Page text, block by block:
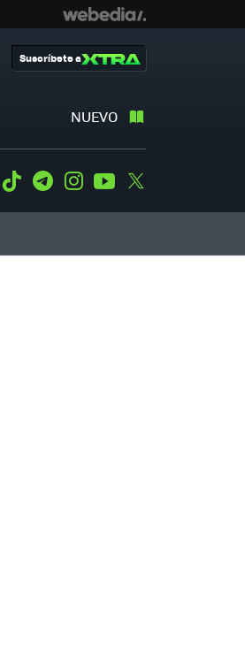
NUEVO
Suscríbete a
WhatsApp
Tiktok TelegramInstagramYoutube